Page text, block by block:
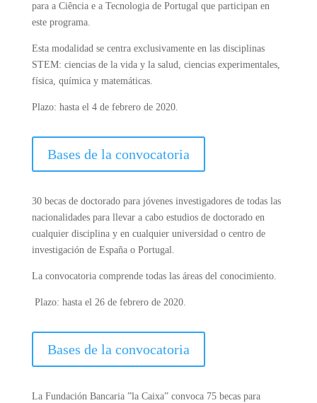
para a Ciência e a Tecnologia de Portugal que participan en
este programa.
Esta modalidad se centra exclusivamente en las disciplinas
STEM: ciencias de la vida y la salud, ciencias experimentales,
física, química y matemáticas.
Plazo: hasta el 4 de febrero de 2020.
Bases de la convocatoria
30 becas de doctorado para jóvenes investigadores de todas las
nacionalidades para llevar a cabo estudios de doctorado en
cualquier disciplina y en cualquier universidad o centro de
investigación de España o Portugal.
La convocatoria comprende todas las áreas del conocimiento.
Plazo: hasta el 26 de febrero de 2020.
Bases de la convocatoria
La Fundación Bancaria ”la Caixa” convoca 75 becas para